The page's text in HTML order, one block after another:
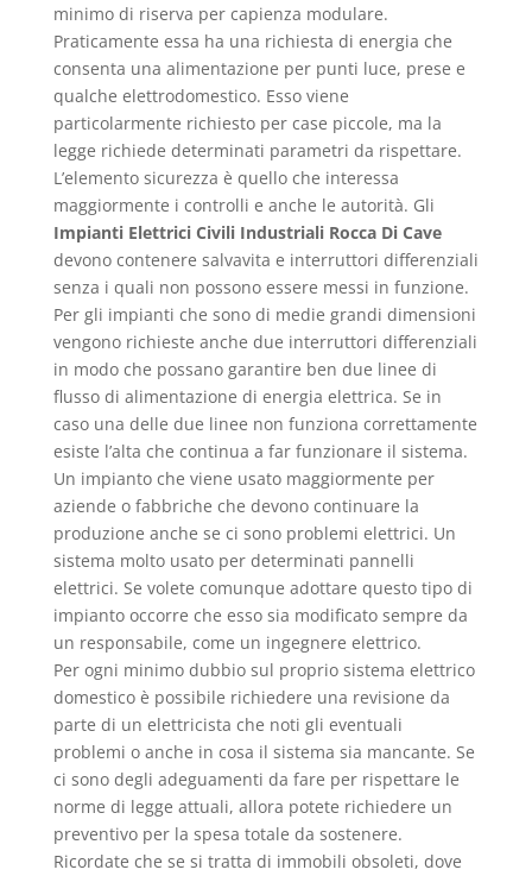
minimo di riserva per capienza modulare.
Praticamente essa ha una richiesta di energia che
consenta una alimentazione per punti luce, prese e
qualche elettrodomestico. Esso viene
particolarmente richiesto per case piccole, ma la
legge richiede determinati parametri da rispettare.
L’elemento sicurezza è quello che interessa
maggiormente i controlli e anche le autorità. Gli
Impianti Elettrici Civili Industriali Rocca Di Cave
devono contenere salvavita e interruttori differenziali
senza i quali non possono essere messi in funzione.
Per gli impianti che sono di medie grandi dimensioni
vengono richieste anche due interruttori differenziali
in modo che possano garantire ben due linee di
flusso di alimentazione di energia elettrica. Se in
caso una delle due linee non funziona correttamente
esiste l’alta che continua a far funzionare il sistema.
Un impianto che viene usato maggiormente per
aziende o fabbriche che devono continuare la
produzione anche se ci sono problemi elettrici. Un
sistema molto usato per determinati pannelli
elettrici. Se volete comunque adottare questo tipo di
impianto occorre che esso sia modificato sempre da
un responsabile, come un ingegnere elettrico.
Per ogni minimo dubbio sul proprio sistema elettrico
domestico è possibile richiedere una revisione da
parte di un elettricista che noti gli eventuali
problemi o anche in cosa il sistema sia mancante. Se
ci sono degli adeguamenti da fare per rispettare le
norme di legge attuali, allora potete richiedere un
preventivo per la spesa totale da sostenere.
Ricordate che se si tratta di immobili obsoleti, dove